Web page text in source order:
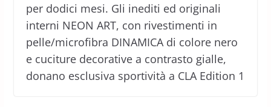
per dodici mesi. Gli inediti ed originali
interni NEON ART, con rivestimenti in
pelle/microfibra DINAMICA di colore nero
e cuciture decorative a contrasto gialle,
donano esclusiva sportività a CLA Edition 1